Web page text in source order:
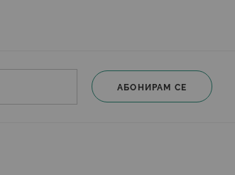
АБОНИРАМ СЕ